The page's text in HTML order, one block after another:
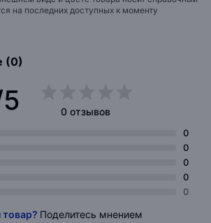
на последних доступных к моменту
(0)
0 отзывов
0
0
0
0
0
товар? Поделитесь мнением